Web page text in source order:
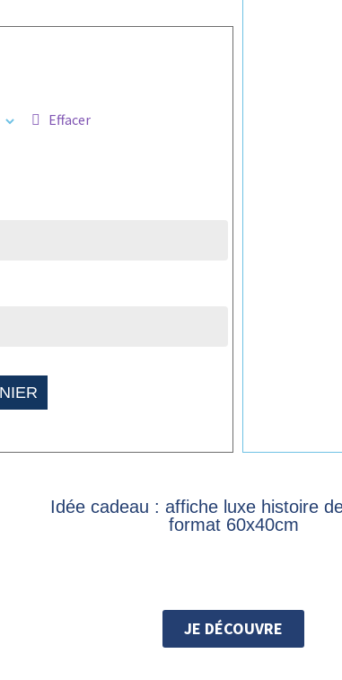
Effacer
Idée cadeau : affiche luxe histoire
format 60x40cm
JE DÉCOUVRE